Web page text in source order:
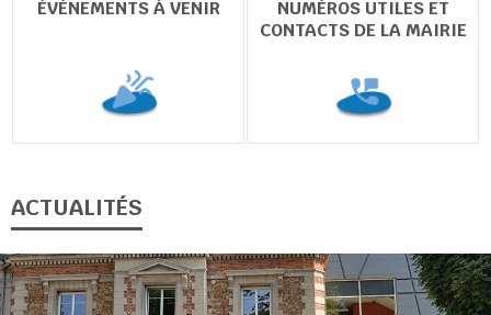
ÉVÉNEMENTS À VENIR
NUMÉROS UTILES ET
CONTACTS DE LA MAIRIE
ACTUALITÉS